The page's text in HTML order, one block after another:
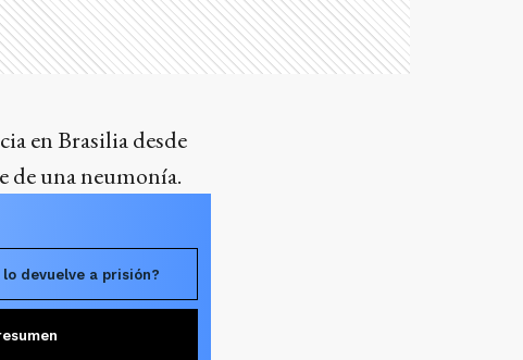
en Brasilia desde
de una neumonía.
devuelve a prisión?